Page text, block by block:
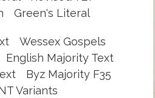
Green's Literal
Wessex Gospels
English Majority Text
Byz Majority F35
Variants